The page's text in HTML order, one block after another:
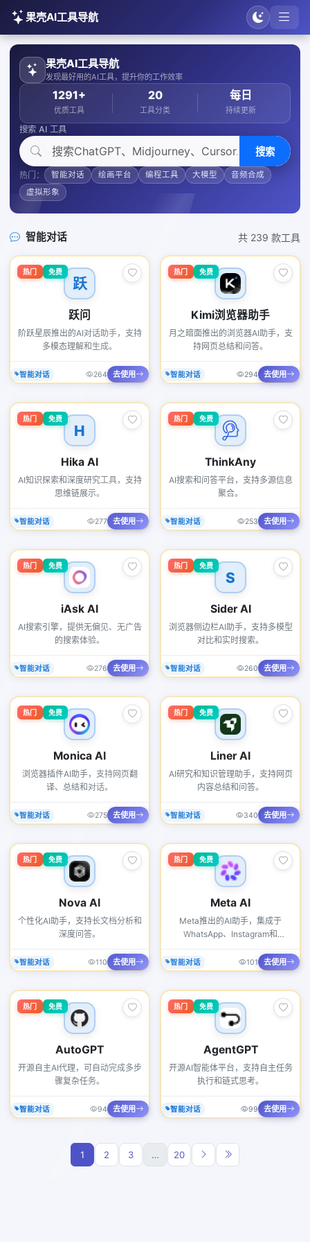
果壳AI工具导航
果壳AI工具导航
发现最好用的AI工具，提升你的工作效率
1291+
优质工具
20
工具分类
每日
持续更新
搜索 AI 工具
搜索
热门： 智能对话 绘画平台 编程工具 大模型
音频合成
虚拟形象
智能对话 共 239 款工具
跃
热门 免费
跃问
阶跃星辰推出的AI对话助手，支持
多模态理解和生成。
智能对话 264 去使用
热门 免费
Kimi浏览器助手
月之暗面推出的浏览器AI助手，支
持网页总结和问答。
智能对话 294 去使用
H
热门 免费
Hika AI
AI知识探索和深度研究工具，支持
思维链展示。
智能对话 277 去使用
热门 免费
ThinkAny
AI搜索和问答平台，支持多源信息
聚合。
智能对话 253 去使用
热门 免费
iAsk AI
AI搜索引擎，提供无偏见、无广告
的搜索体验。
智能对话 276 去使用
S
热门 免费
Sider AI
浏览器侧边栏AI助手，支持多模型
对比和实时搜索。
智能对话 260 去使用
热门 免费
Monica AI
浏览器插件AI助手，支持网页翻
译、总结和对话。
智能对话 275 去使用
热门 免费
Liner AI
AI研究和知识管理助手，支持网页
内容总结和问答。
智能对话 340 去使用
热门 免费
Nova AI
个性化AI助手，支持长文档分析和
深度问答。
智能对话 110 去使用
热门 免费
Meta AI
Meta推出的AI助手，集成于
WhatsApp、Instagram和
智能对话 101 去使用
热门 免费
AutoGPT
开源自主AI代理，可自动完成多步
骤复杂任务。
智能对话 94 去使用
热门 免费
AgentGPT
开源AI智能体平台，支持自主任务
执行和链式思考。
智能对话 99 去使用
1 2 3 … 20